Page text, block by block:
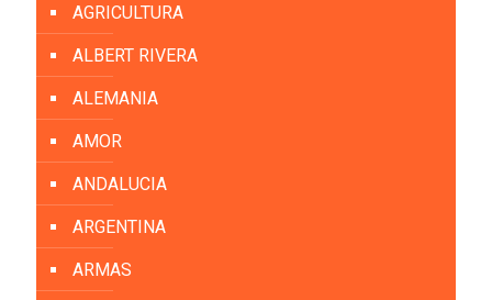
AGRICULTURA
ALBERT RIVERA
ALEMANIA
AMOR
ANDALUCIA
ARGENTINA
ARMAS